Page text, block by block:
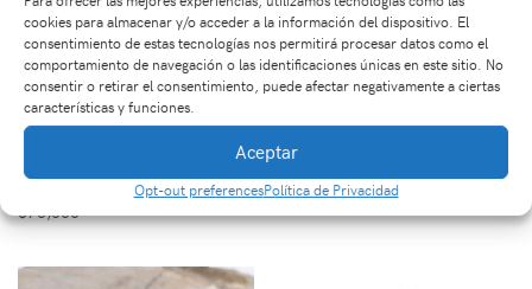
cookies para almacenar y/o acceder a la información del dispositivo. El
consentimiento de estas tecnologías nos permitirá procesar datos como el
comportamiento de navegación o las identificaciones únicas en este sitio. No
consentir o retirar el consentimiento, puede afectar negativamente a ciertas
características y funciones.
Aceptar
Opt-out preferencesPolítica de Privacidad
Lapislázuli
$76,000
Drusa Amatista
$540,000